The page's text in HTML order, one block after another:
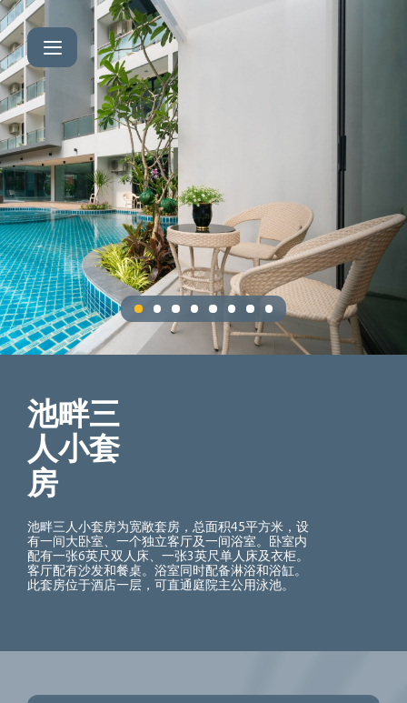
池畔三
人小套
房
池畔三人小套房为宽敞套房，总面积45平方米，设
有一间大卧室、一个独立客厅及一间浴室。卧室内
配有一张6英尺双人床、一张3英尺单人床及衣柜。
客厅配有沙发和餐桌。浴室同时配备淋浴和浴缸。
此套房位于酒店一层，可直通庭院主公用泳池。